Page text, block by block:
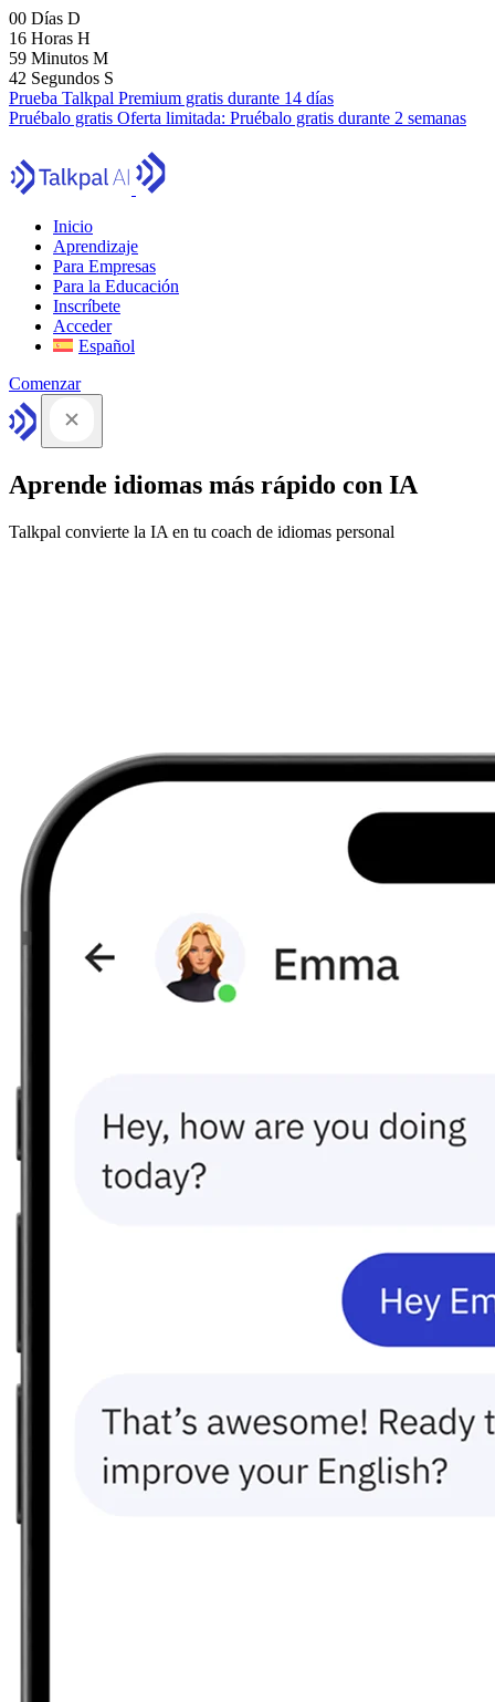
00 Días D
16 Horas H
59 Minutos M
41 Segundos S
Prueba Talkpal Premium gratis durante 14 días
Pruébalo gratis Oferta limitada: Pruébalo gratis durante 2 semanas
Inicio
Aprendizaje
Para Empresas
Para la Educación
Inscríbete
Acceder
Español
Comenzar
Aprende idiomas más rápido con IA
Talkpal convierte la IA en tu coach de idiomas personal